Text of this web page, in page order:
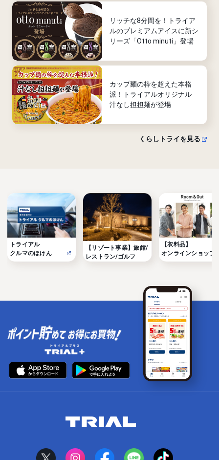
リッチな8分間を！トライア
ルのプレミアムアイスに新シ
リーズ「Otto minuti」登場
カップ麺の枠を超えた本格
派！トライアルオリジナル
汁なし担担麺が登場
くらしトライを見る
トライアル
クルマのほけん
【リゾート事業】旅館/
レストラン/ゴルフ
【衣料品】
オンラインショップ